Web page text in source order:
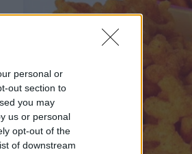
personal or
out section to
you may
us or personal
opt-out of the
of downstream